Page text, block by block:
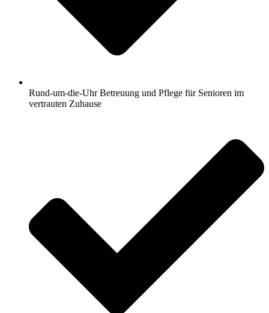
Rund-um-die-Uhr Betreuung und Pflege für Senioren im
vertrauten Zuhause